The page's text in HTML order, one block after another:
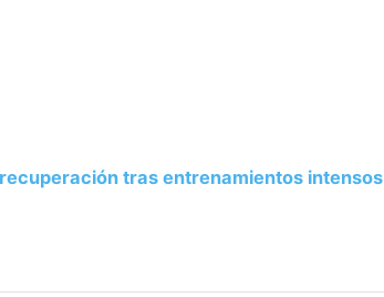
tras entrenamientos intensos